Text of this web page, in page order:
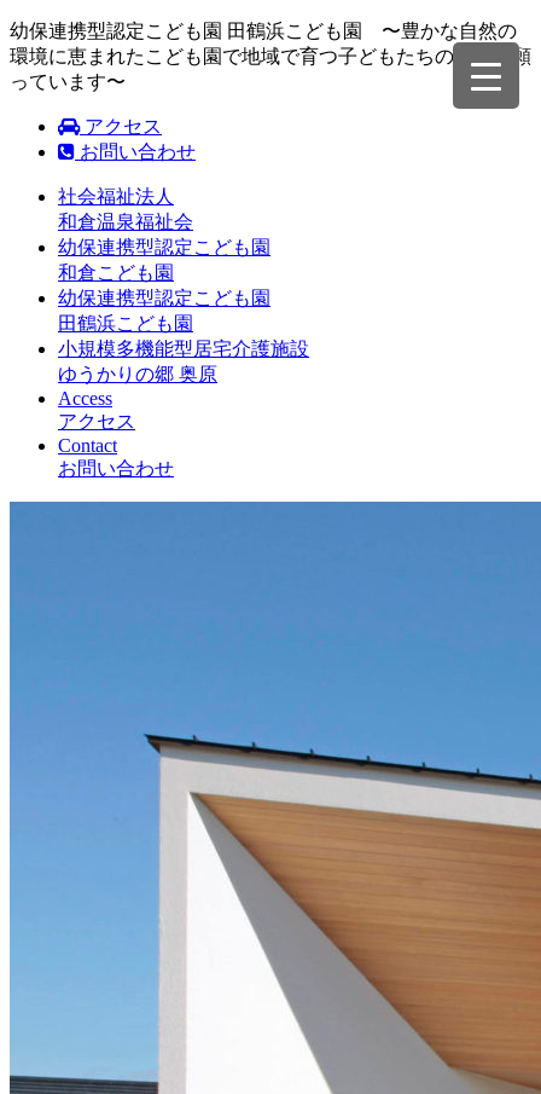
幼保連携型認定こども園 田鶴浜こども園 〜豊かな自然の
環境に恵まれたこども園で地域で育つ子どもたちの成長を願
っています〜
アクセス
お問い合わせ
社会福祉法人
和倉温泉福祉会
幼保連携型認定こども園
和倉こども園
幼保連携型認定こども園
田鶴浜こども園
小規模多機能型居宅介護施設
ゆうかりの郷 奥原
Access
アクセス
Contact
お問い合わせ